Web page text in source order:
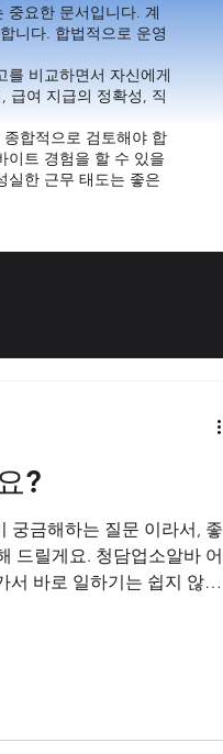
중요한 문서입니다. 계
니다. 합법적으로 운영
를 비교하면서 자신에게
급여 지급의 정확성, 직
합적으로 검토해야 합
이트 경험을 할 수 있을
실한 근무 태도는 좋은
구인
?
궁금해하는 질문 이라서, 좋
서 바로 일하기는 쉽지 않은
하는 구조가 아니라 질로 승